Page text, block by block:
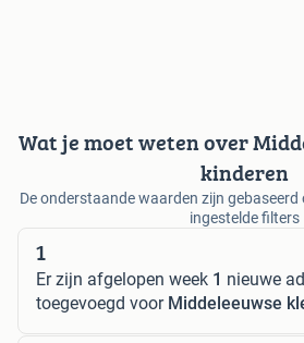
Wat je moet weten over
kinderen
De onderstaande waarden zijn
ingestelde filters
1
Er zijn afgelopen week 1 nieuwe
toegevoegd voor Middeleeuwse